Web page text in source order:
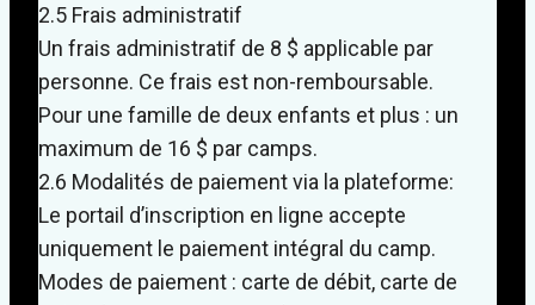
2.5 Frais administratif
Un frais administratif de 8 $ applicable par
personne. Ce frais est non-remboursable.
Pour une famille de deux enfants et plus : un
maximum de 16 $ par camps.
2.6 Modalités de paiement via la plateforme:
Le portail d’inscription en ligne accepte
uniquement le paiement intégral du camp.
Modes de paiement : carte de débit, carte de